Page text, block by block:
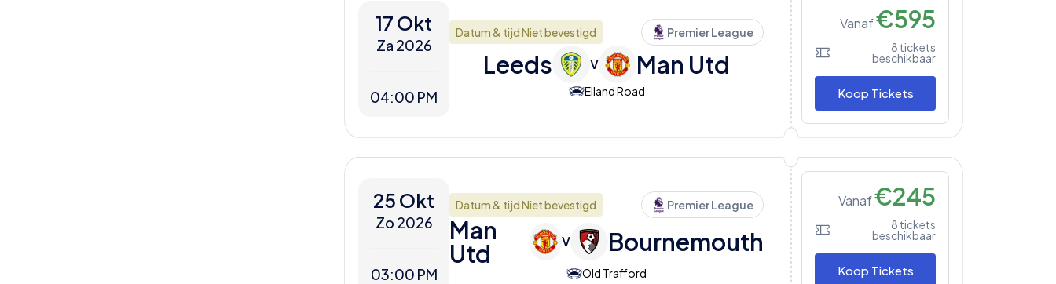
17 Okt
Za 2026
04:00 PM
Datum & tijd Niet bevestigd Premier League
Leeds V Man Utd
Elland Road
Vanaf€595
8 tickets
beschikbaar
Koop Tickets
25 Okt
Zo 2026
03:00 PM
Datum & tijd Niet bevestigd Premier League
Man
Utd V Bournemouth
Old Trafford
Vanaf€245
8 tickets
beschikbaar
Koop Tickets